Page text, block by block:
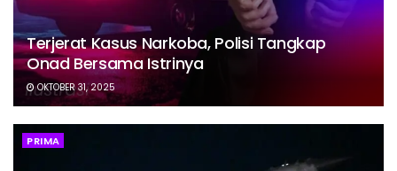
Terjerat Kasus Narkoba, Polisi Tangkap
Onad Bersama Istrinya
OKTOBER 31, 2025
PRIMA